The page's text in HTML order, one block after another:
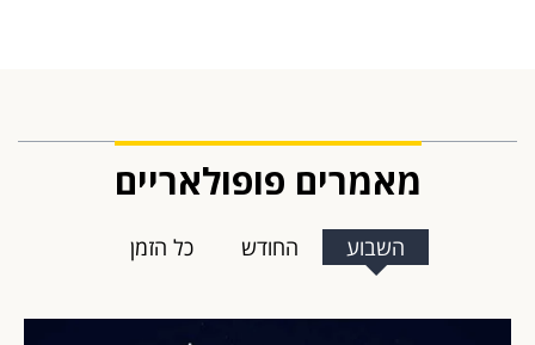
מאמרים פופולאריים
השבוע החודש כל הזמן